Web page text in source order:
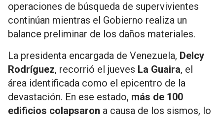
operaciones de búsqueda de supervivientes
continúan mientras el Gobierno realiza un
balance preliminar de los daños materiales.
La presidenta encargada de Venezuela, Delcy
Rodríguez, recorrió el jueves La Guaira, el
área identificada como el epicentro de la
devastación. En ese estado, más de 100
edificios colapsaron a causa de los sismos, lo